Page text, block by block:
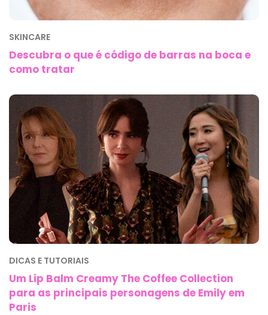
SKINCARE
Descubra o que é código de barras na boca e
como tratar
DICAS E TUTORIAIS
Um Lip Balm Creamy The Coffee Collection
para as principais personagens de Emily em
Paris